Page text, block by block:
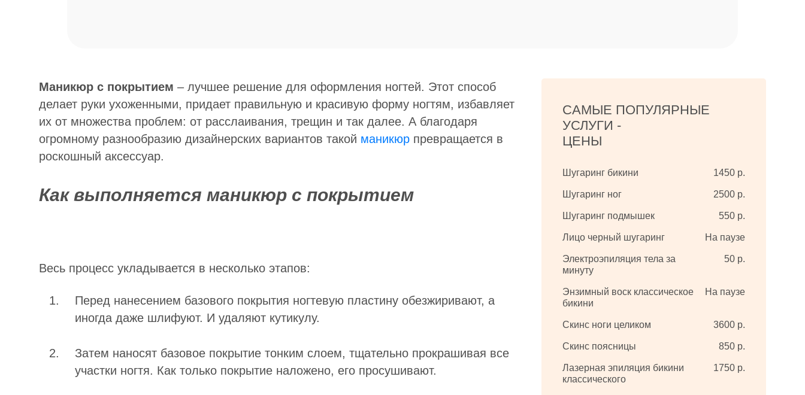
Маникюр с покрытием – лучшее решение для оформления ногтей. Этот способ
делает руки ухоженными, придает правильную и красивую форму ногтям, избавляет
их от множества проблем: от расслаивания, трещин и так далее. А благодаря
огромному разнообразию дизайнерских вариантов такой маникюр превращается в
роскошный аксессуар.
Как выполняется маникюр с покрытием
Весь процесс укладывается в несколько этапов:
Перед нанесением базового покрытия ногтевую пластину обезжиривают, а
иногда даже шлифуют. И удаляют кутикулу.
Затем наносят базовое покрытие тонким слоем, тщательно прокрашивая все
участки ногтя. Как только покрытие наложено, его просушивают.
САМЫЕ ПОПУЛЯРНЫЕ
УСЛУГИ -
ЦЕНЫ
Шугаринг бикини 1450 р.
Шугаринг ног 2500 р.
Шугаринг подмышек 550 р.
Лицо черный шугаринг На паузе
Электроэпиляция тела за
минуту
50 р.
Энзимный воск классическое
бикини
На паузе
Скинс ноги целиком 3600 р.
Скинс поясницы 850 р.
Лазерная эпиляция бикини
классического
1750 р.